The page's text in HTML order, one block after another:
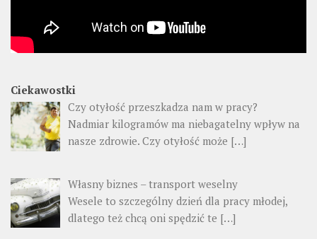
Ciekawostki
Czy otyłość przeszkadza nam w pracy?
Nadmiar kilogramów ma niebagatelny wpływ na
nasze zdrowie. Czy otyłość może […]
Własny biznes – transport weselny
Wesele to szczególny dzień dla pracy młodej,
dlatego też chcą oni spędzić te […]